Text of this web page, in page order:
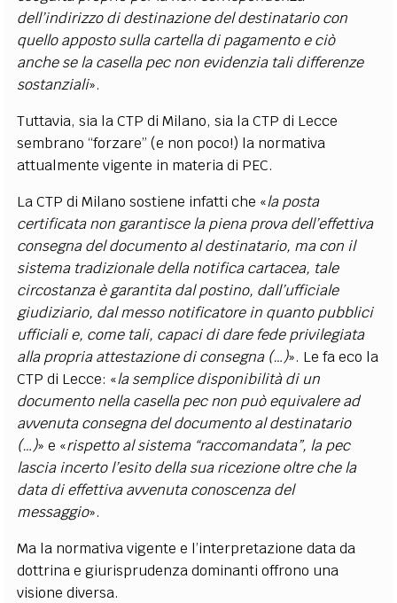
dell’indirizzo di destinazione del destinatario con
quello apposto sulla cartella di pagamento e ciò
anche se la casella pec non evidenzia tali differenze
sostanziali».
Tuttavia, sia la CTP di Milano, sia la CTP di Lecce
sembrano “forzare” (e non poco!) la normativa
attualmente vigente in materia di PEC.
La CTP di Milano sostiene infatti che «la posta
certificata non garantisce la piena prova dell’effettiva
consegna del documento al destinatario, ma con il
sistema tradizionale della notifica cartacea, tale
circostanza è garantita dal postino, dall’ufficiale
giudiziario, dal messo notificatore in quanto pubblici
ufficiali e, come tali, capaci di dare fede privilegiata
alla propria attestazione di consegna (…)». Le fa eco la
CTP di Lecce: «la semplice disponibilità di un
documento nella casella pec non può equivalere ad
avvenuta consegna del documento al destinatario
(…)» e «rispetto al sistema “raccomandata”, la pec
lascia incerto l’esito della sua ricezione oltre che la
data di effettiva avvenuta conoscenza del
messaggio».
Ma la normativa vigente e l’interpretazione data da
dottrina e giurisprudenza dominanti offrono una
visione diversa.